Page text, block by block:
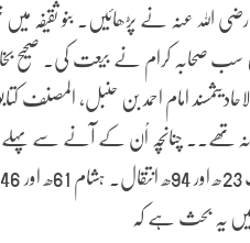
اللہ عنہ نے پڑھائیں۔ بنو
امام احمد بن حنبل،
تھے۔۔ چنانچہ اُن کے آنے سے
یہ بحث ہے کہ